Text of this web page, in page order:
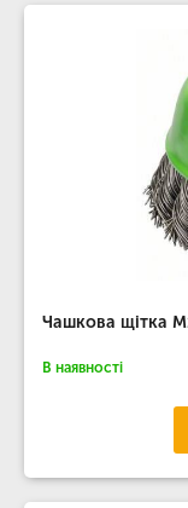
Чашкова щітка
В наявності